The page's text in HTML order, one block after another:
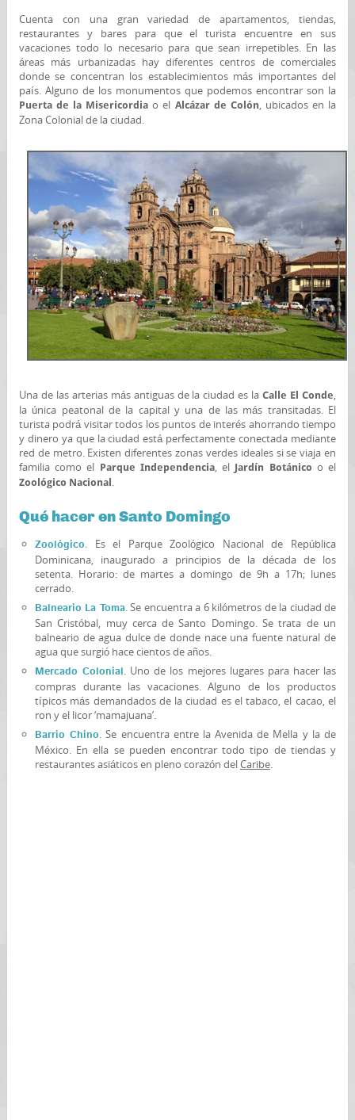
Cuenta con una gran variedad de apartamentos, tiendas,
restaurantes y bares para que el turista encuentre en sus
vacaciones todo lo necesario para que sean irrepetibles. En las
áreas más urbanizadas hay diferentes centros de comerciales
donde se concentran los establecimientos más importantes del
país. Alguno de los monumentos que podemos encontrar son la
Puerta de la Misericordia o el Alcázar de Colón, ubicados en la
Zona Colonial de la ciudad.
Una de las arterias más antiguas de la ciudad es laCalle El Conde,
la única peatonal de la capital y una de las más transitadas. El
turista podrá visitar todos los puntos de interés ahorrando tiempo
y dinero ya que la ciudad está perfectamente conectada mediante
red de metro. Existen diferentes zonas verdes ideales si se viaja en
familia como el Parque Independencia, el Jardín Botánico o el
Zoológico Nacional .
Qué hacer en Santo Domingo
Zoológico. Es el Parque Zoológico Nacional de República
Dominicana, inaugurado a principios de la década de los
setenta. Horario: de martes a domingo de 9h a 17h; lunes
cerrado.
Balneario La Toma. Se encuentra a 6 kilómetros de la ciudad de
San Cristóbal, muy cerca de Santo Domingo. Se trata de un
balneario de agua dulce de donde nace una fuente natural de
agua que surgió hace cientos de años.
Mercado Colonial. Uno de los mejores lugares para hacer las
compras durante las vacaciones. Alguno de los productos
típicos más demandados de la ciudad es el tabaco, el cacao, el
ron y el licor ‘mamajuana’.
Barrio Chino. Se encuentra entre la Avenida de Mella y la de
México. En ella se pueden encontrar todo tipo de tiendas y
restaurantes asiáticos en pleno corazón delCaribe.